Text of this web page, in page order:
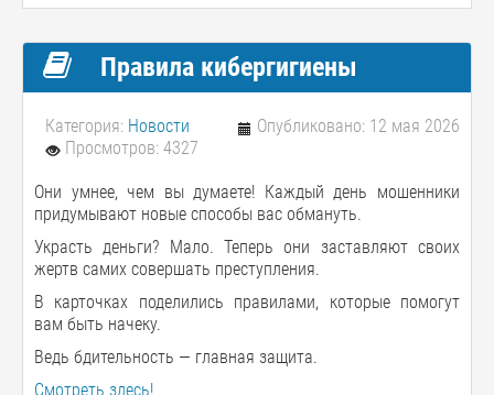
Правила кибергигиены
Категория: Новости
Опубликовано: 12 мая 2026
Просмотров: 4327
Они умнее, чем вы думаете! Каждый день мошенники
придумывают новые способы вас обмануть.
Украсть деньги? Мало. Теперь они заставляют своих
жертв самих совершать преступления.
В карточках поделились правилами, которые помогут
вам быть начеку.
Ведь бдительность — главная защита.
Смотреть здесь!